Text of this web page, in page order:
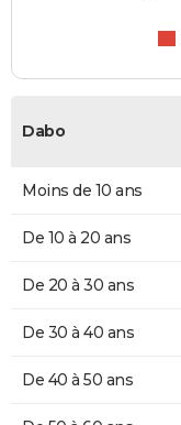
Dabo
Moins de 10 ans
De 10 à 20 ans
De 20 à 30 ans
De 30 à 40 ans
De 40 à 50 ans